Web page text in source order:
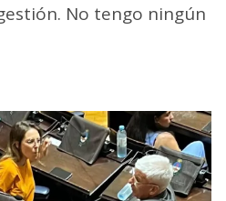
No tengo ningún